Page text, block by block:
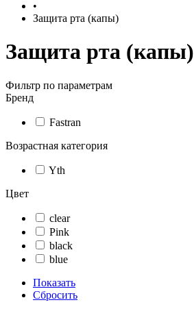
•
Защита рта (капы)
Защита рта (капы)
Фильтр по параметрам
Бренд
Fastran
Возрастная категория
Yth
Цвет
clear
Pink
black
blue
Показать
Сбросить